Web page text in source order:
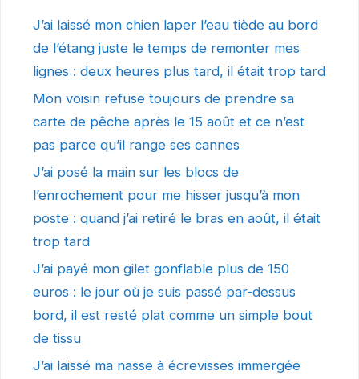
J’ai laissé mon chien laper l’eau tiède au bord
de l’étang juste le temps de remonter mes
lignes : deux heures plus tard, il était trop tard
Mon voisin refuse toujours de prendre sa
carte de pêche après le 15 août et ce n’est
pas parce qu’il range ses cannes
J’ai posé la main sur les blocs de
l’enrochement pour me hisser jusqu’à mon
poste : quand j’ai retiré le bras en août, il était
trop tard
J’ai payé mon gilet gonflable plus de 150
euros : le jour où je suis passé par-dessus
bord, il est resté plat comme un simple bout
de tissu
J’ai laissé ma nasse à écrevisses immergée